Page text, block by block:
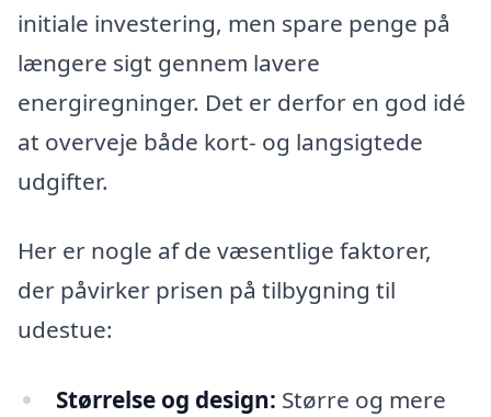
initiale investering, men spare penge på
længere sigt gennem lavere
energiregninger. Det er derfor en god idé
at overveje både kort- og langsigtede
udgifter.
Her er nogle af de væsentlige faktorer,
der påvirker prisen på tilbygning til
udestue:
Størrelse og design: Større og mere